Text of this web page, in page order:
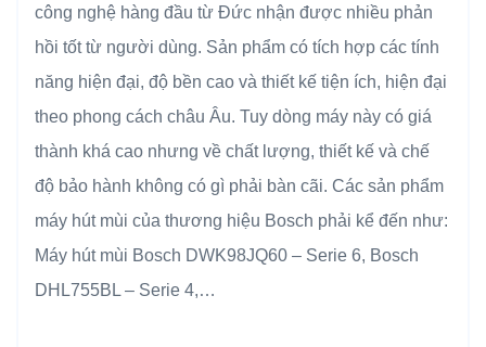
công nghệ hàng đầu từ Đức nhận được nhiều phản
hồi tốt từ người dùng. Sản phẩm có tích hợp các tính
năng hiện đại, độ bền cao và thiết kế tiện ích, hiện đại
theo phong cách châu Âu. Tuy dòng máy này có giá
thành khá cao nhưng về chất lượng, thiết kế và chế
độ bảo hành không có gì phải bàn cãi. Các sản phẩm
máy hút mùi của thương hiệu Bosch phải kể đến như:
Máy hút mùi Bosch DWK98JQ60 – Serie 6, Bosch
DHL755BL – Serie 4,…